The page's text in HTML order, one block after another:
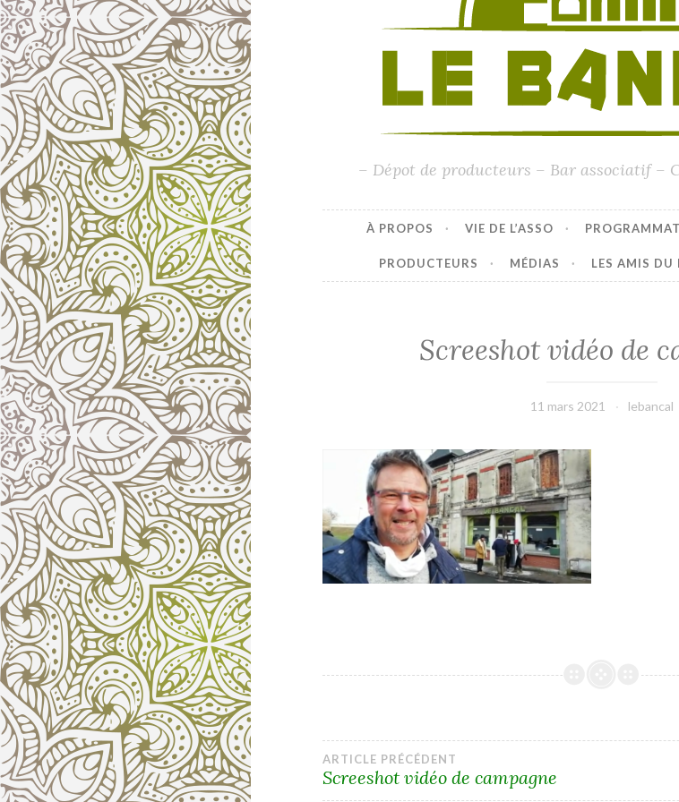
– Dépot de producteurs – Bar associatif –
À PROPOS VIE DE L’ASSO
PRODUCTEURS MÉDIAS LES AMIS DU
Screeshot vidéo de
11 mars 2021 lebancal
Navigation
ARTICLE PRÉCÉDENT
Screeshot vidéo de campagne